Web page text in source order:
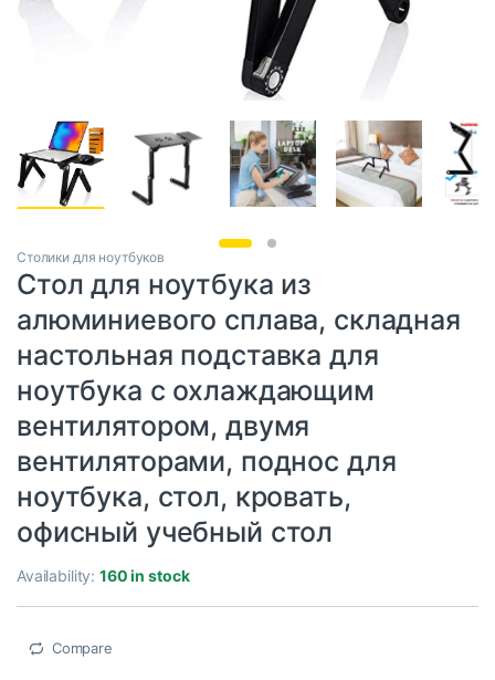
Столики для ноутбуков
Стол для ноутбука из
алюминиевого сплава, складная
настольная подставка для
ноутбука с охлаждающим
вентилятором, двумя
вентиляторами, поднос для
ноутбука, стол, кровать,
офисный учебный стол
Availability:160 in stock
Compare